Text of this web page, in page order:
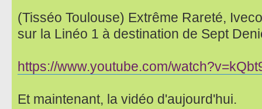
(Tisséo Toulouse) Extrême Rareté,
sur la Linéo 1 à destination de Sept
https://www.youtube.com/
Et maintenant, la vidéo d'aujourd'hui.